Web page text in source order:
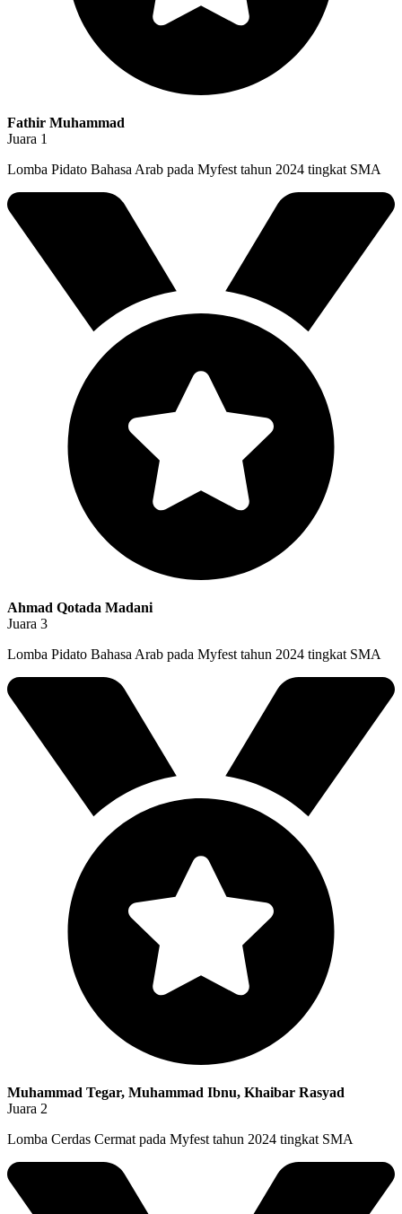
Fathir Muhammad
Juara 1
Lomba Pidato Bahasa Arab pada Myfest tahun 2024 tingkat SMA
Ahmad Qotada Madani
Juara 3
Lomba Pidato Bahasa Arab pada Myfest tahun 2024 tingkat SMA
Muhammad Tegar, Muhammad Ibnu, Khaibar Rasyad
Juara 2
Lomba Cerdas Cermat pada Myfest tahun 2024 tingkat SMA